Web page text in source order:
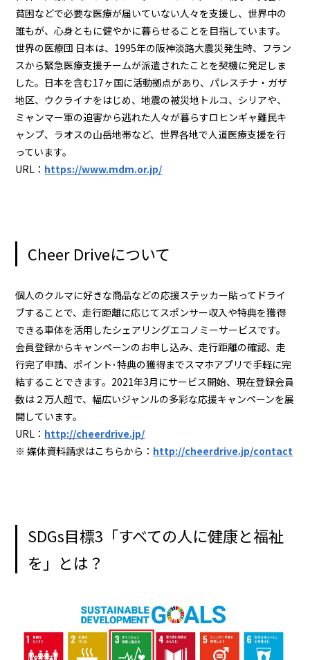
貧困などで必要な医療が届いていない人々を支援し、世界中の
誰もが、心身ともに健やかに暮らせることを目指しています。
世界の医療団 日本は、1995年の阪神淡路大震災発生時、フラン
スから緊急医療支援チームが派遣されたことを契機に発足しま
した。日本を含む17ヶ国に活動拠点があり、パレスチナ・ガザ
地区、ウクライナをはじめ、地震の被災地トルコ、シリアや、
ミャンマー軍の迫害から逃れた人々が暮らすロヒンギャ難民キ
ャンプ、ラオスの山岳地帯など、世界各地で人道医療支援を行
っています。
URL： https://www.mdm.or.jp/
Cheer Driveについて
個人のクルマに好きな商品などの応援ステッカー貼ってドライ
ブすることで、走行距離に応じてスポンサー収入や特典を獲得
できる車体を活用したシェアリングエコノミーサービスです。
会員登録からキャンペーンのお申し込み、走行距離の確認、走
行完了申請、ポイント･特典の獲得までスマホアプリで手軽に完
結することできます。2021年3月にサービス開始、現在登録会員
数は２万人超で、幅広いジャンルの多彩な応援キャンペーンを展
開しています。
URL： http://cheerdrive.jp/
※ 媒体資料請求はこちらから： http://cheerdrive.jp/contact
SDGs目標3「すべての人に健康と福祉
を」とは？